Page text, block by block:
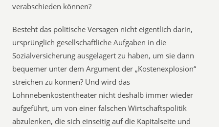
verabschieden können?
Besteht das politische Versagen nicht eigentlich darin,
ursprünglich gesellschaftliche Aufgaben in die
Sozialversicherung ausgelagert zu haben, um sie dann
bequemer unter dem Argument der „Kostenexplosion“
streichen zu können? Und wird das
Lohnnebenkostentheater nicht deshalb immer wieder
aufgeführt, um von einer falschen Wirtschaftspolitik
abzulenken, die sich einseitig auf die Kapitalseite und